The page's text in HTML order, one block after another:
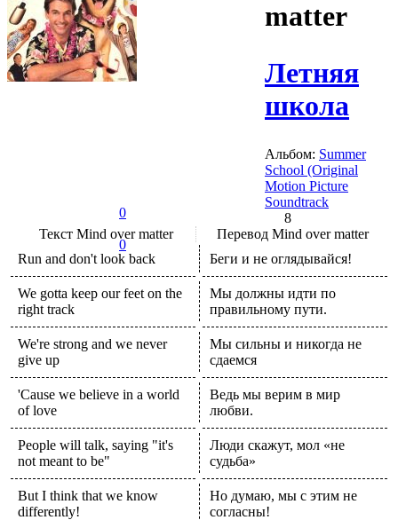
0
0
matter
Летняя
школа
Альбом: Summer
School (Original
Motion Picture
Soundtrack
8
ТекстMind over matter ПереводMind over matter
Run and don't look back
We gotta keep our feet on the
right track
We're strong and we never
give up
'Cause we believe in a world
of love
People will talk, saying "it's
not meant to be"
But I think that we know
differently!
Беги и не оглядывайся!
Мы должны идти по
правильному пути.
Мы сильны и никогда не
сдаемся
Ведь мы верим в мир
любви.
Люди скажут, мол «не
судьба»
Но думаю, мы с этим не
согласны!